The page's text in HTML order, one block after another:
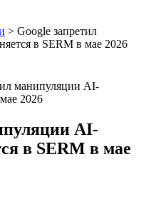
> Google запретил
в SERM в мае 2026
манипуляции AI-
2026
AI-
в SERM в мае